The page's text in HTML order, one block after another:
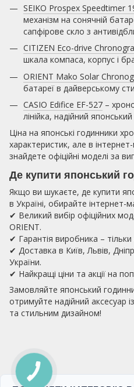
SEIKO Prospex Speedtimer
механізм на сонячній
сапфірове скло з
CITIZEN Eco-drive
шкала компаса, корпус і
ORIENT Mako Solar
батареї в дайверському
CASIO Edifice EF-527 –
лінійка, надійний
Ціна на японські годинники
характеристик, але в
знайдете офіційні моделі за
Де купити японський
Якщо ви шукаєте, де купити
в Україні, обирайте інтернет-
✔ Великий вибір офіційних
ORIENT.
✔ Гарантія виробника – тільки
✔ Доставка в Київ, Львів,
України.
✔ Найкращі ціни та акції на
Замовляйте японський
отримуйте надійний аксесуар
та стильним дизайном!